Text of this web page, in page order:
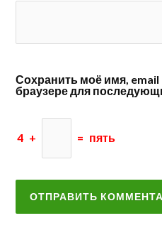
Сохранить моё имя, email
браузере для
4 + = пять